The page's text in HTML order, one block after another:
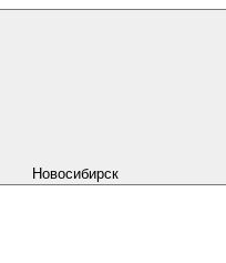
Новосибирск